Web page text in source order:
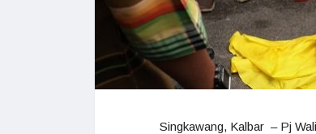
Singkawang, Kalbar – Pj